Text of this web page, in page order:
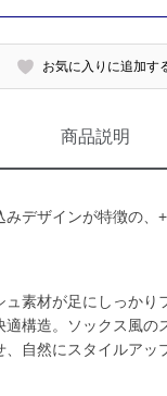
お気に入りに追加す
商品説明
デザインが特徴の、
ュ素材が足にしっかり
適構造。ソックス風の
自然にスタイルアッ